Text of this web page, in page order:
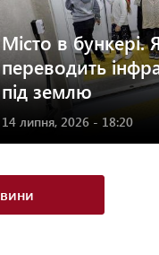
Місто в бункері.
переводить
під землю
14 липня, 2026 - 18:20